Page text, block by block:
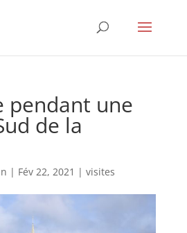
pendant une
de la
| Fév 22, 2021 | visites